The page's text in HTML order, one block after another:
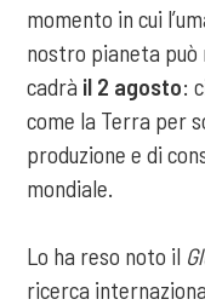
momento in cui
nostro pianeta può
cadrà il 2 agosto:
come la Terra per
produzione e di
mondiale.
Lo ha reso noto il
ricerca